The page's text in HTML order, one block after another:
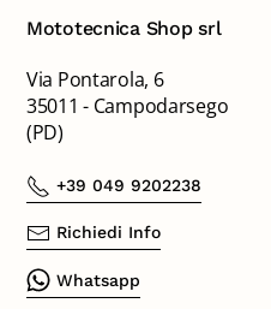
Mototecnica Shop srl
Via Pontarola, 6
35011 - Campodarsego
(PD)
+39 049 9202238
Richiedi Info
Whatsapp